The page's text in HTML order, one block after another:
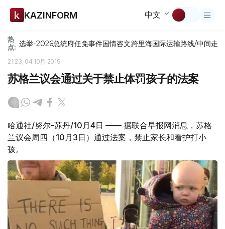
KAZINFORM 中文
热
点: 选举-2026总统府任免事件国情咨文跨里海国际运输路线/中间走廊
21:23, 04 10月 2019
苏格兰议会通过关于禁止体罚孩子的法案
哈通社/努尔-苏丹/10月4日 —— 据联合早报网消息，苏格
兰议会周四（10月3日）通过法案，禁止家长和看护打小
孩。